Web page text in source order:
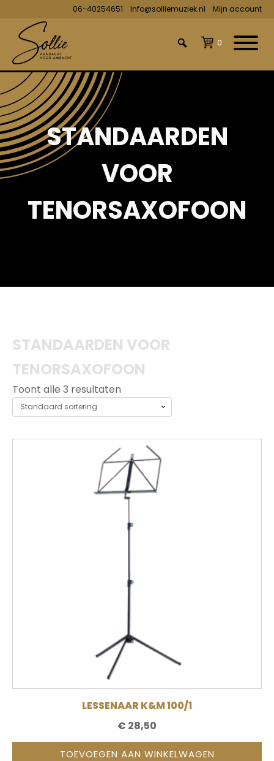
06-40254651 Info@solliemuziek.nl Mijn account
0
STANDAARDEN
VOOR
TENORSAXOFOON
STANDAARDEN VOOR
TENORSAXOFOON
Toont alle 3 resultaten
LESSENAAR K&M 100/1
€ 28,50
TOEVOEGEN AAN WINKELWAGEN